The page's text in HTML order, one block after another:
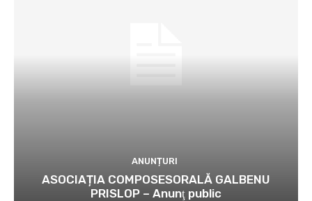
ANUNȚURI
ASOCIAȚIA COMPOSESORALĂ GALBENU
PRISLOP – Anunţ public